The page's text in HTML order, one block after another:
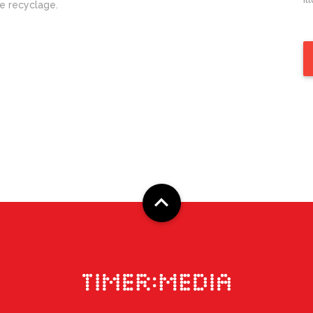
recyclage.
